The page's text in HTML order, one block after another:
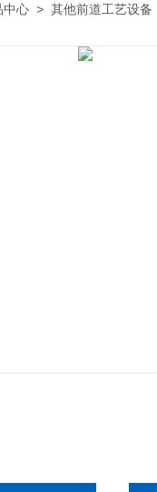
中心 > 其他前道工艺设备